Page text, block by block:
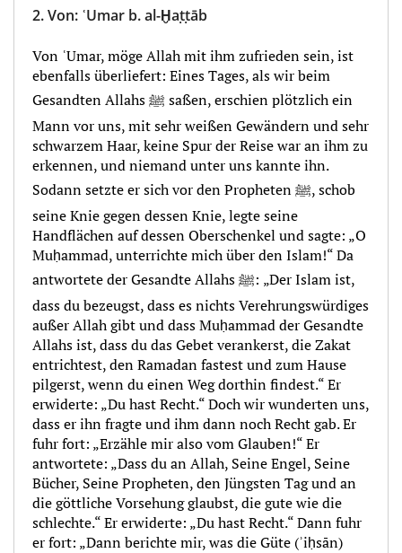
2.Von: ʿUmar b. al-Ḫaṭṭāb
Von ʿUmar, möge Allah mit ihm zufrieden sein, ist
ebenfalls überliefert: Eines Tages, als wir beim
Gesandten Allahs ﷺ saßen, erschien plötzlich ein
Mann vor uns, mit sehr weißen Gewändern und sehr
schwarzem Haar, keine Spur der Reise war an ihm zu
erkennen, und niemand unter uns kannte ihn.
Sodann setzte er sich vor den Propheten ﷺ, schob
seine Knie gegen dessen Knie, legte seine
Handflächen auf dessen Oberschenkel und sagte: „O
Muḥammad, unterrichte mich über den Islam!“ Da
antwortete der Gesandte Allahs ﷺ: „Der Islam ist,
dass du bezeugst, dass es nichts Verehrungswürdiges
außer Allah gibt und dass Muḥammad der Gesandte
Allahs ist, dass du das Gebet verankerst, die Zakat
entrichtest, den Ramadan fastest und zum Hause
pilgerst, wenn du einen Weg dorthin findest.“ Er
erwiderte: „Du hast Recht.“ Doch wir wunderten uns,
dass er ihn fragte und ihm dann noch Recht gab. Er
fuhr fort: „Erzähle mir also vom Glauben!“ Er
antwortete: „Dass du an Allah, Seine Engel, Seine
Bücher, Seine Propheten, den Jüngsten Tag und an
die göttliche Vorsehung glaubst, die gute wie die
schlechte.“ Er erwiderte: „Du hast Recht.“ Dann fuhr
er fort: „Dann berichte mir, was die Güte (ʾiḥsān)